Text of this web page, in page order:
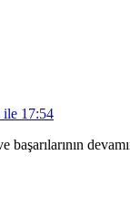
ile 17:54
başarılarının